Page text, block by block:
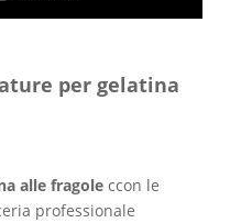
per gelatina
alle fragoleccon le
professionale